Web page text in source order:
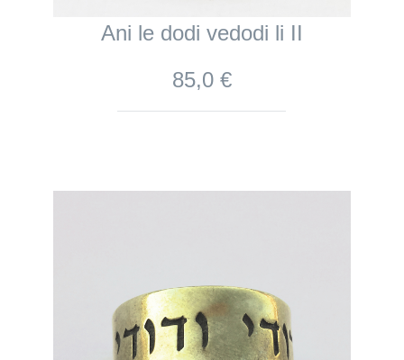
Ani le dodi vedodi li II
85,0 €